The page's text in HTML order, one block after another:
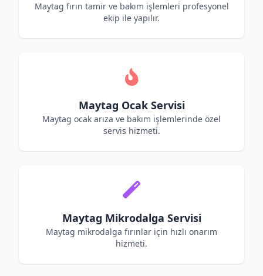
Maytag fırın tamir ve bakım işlemleri profesyonel
ekip ile yapılır.
Maytag Ocak Servisi
Maytag ocak arıza ve bakım işlemlerinde özel
servis hizmeti.
Maytag Mikrodalga Servisi
Maytag mikrodalga fırınlar için hızlı onarım
hizmeti.